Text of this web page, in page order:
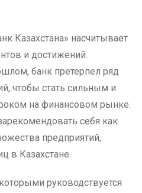
Казахстана» насчитывает
и достижений.
банк претерпел ряд
чтобы стать сильным и
на финансовом рынке.
себя как
предприятий,
в Казахстане.
руководствуется